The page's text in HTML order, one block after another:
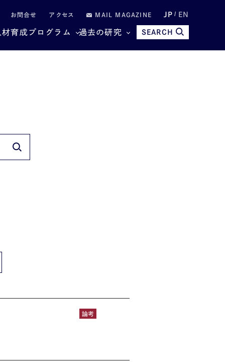
お問合せ アクセス MAIL MAGAZINE JP EN
材育成プログラム 過去の研究 SEARCH
論考